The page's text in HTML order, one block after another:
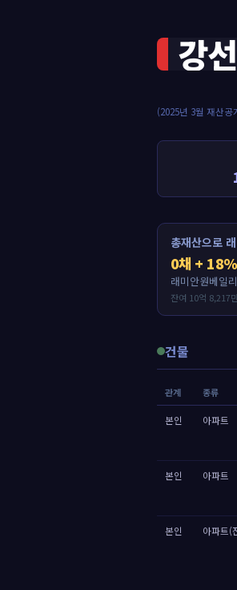
강
(2025년 3월 재산공
총재산으로
0채 + 18%
래미안원베일
잔여 10억 8,217
건물
관계 종류
본인 아파트
본인 아파트
본인 아파트(